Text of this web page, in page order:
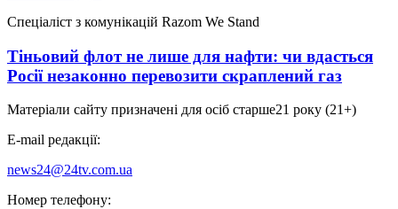
Спеціаліст з комунікацій Razom We Stand
Тіньовий флот не лише для нафти: чи вдасться
Росії незаконно перевозити скраплений газ
Матеріали сайту призначені для осіб старше21 року (21+)
E-mail редакції:
news24@24tv.com.ua
Номер телефону: